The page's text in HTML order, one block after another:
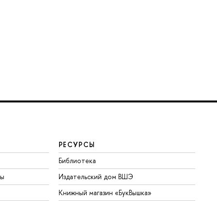
РЕСУРСЫ
Библиотека
Издательский дом ВШЭ
Книжный магазин «БукВышка»